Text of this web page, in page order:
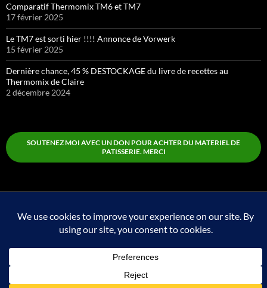
Comparatif Thermomix TM6 et TM7
17 février 2025
Le TM7 est sorti hier !!!! Annonce de Vorwerk
15 février 2025
Dernière chance, 45 % DESTOCKAGE du livre de recettes au
Thermomix de Claire
2 décembre 2024
SOUTENEZ MOI AVEC UN DON POUR ACHTER DU MATERIEL DE
PATISSERIE. MERCI